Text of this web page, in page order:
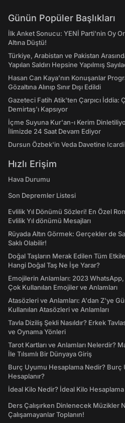
Günün Popüler Başlıkları
İlk Anket Sonucu: YENİ Parti'nin Oy
Altına Düştü!
Türkiye, Arabistan ve Pakistan
Yapılan Saldırı Hepsine Yapılmış
Hasan Can Kaya’nın Konuşanlar
Gözaltına Alınıp Sınır Dışı Edildi
Gazeteci Fatih Atik'ten Çarpıcı İddia:
Demirtaş'ı Kapsıyor
İçme Suyuna Kur'an-ı Kerim
İlimizde 24 Saat Devam Ediyor
Dursun Özbek'in Veda Davetine
Hızlı Erişim
Hava Durumu
Son Depremler Listesi
Evlilik Yıl Dönümü Sözleri! En Özel
Evlilik Yıl dönümü Mesajları
Rüyada Altın Görmek: Gerçekler de
Saklı Olabilir!
Doğal Taşların Merak Edilen Tüm
Hangi Doğal Taş Ne İşe Yarar?
Emojilerin Anlamları: 2023
Çok Kullanılan Emojiler ve Anlamları
Atasözleri ve Anlamları: A'dan Z'ye
Kullanılan Atasözleri ve Anlamları
Tavla Diziliş Şekli Nasıldır? Erkek
ve Oynama Yönleri
Tarot Kartları ve Anlamları Nelerdir?
İle Tılsımlı Bir Dünyaya Giriş
Burç Uyumu Hesaplama Nedir? Burç
Hesaplanır?
İdeal Kilo Nedir? İdeal Kilo Hesaplama
Ders Çalışırken Dinlenecek Müzikler
Çalışamayanlar Toplanın!